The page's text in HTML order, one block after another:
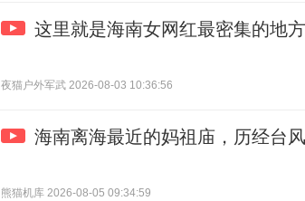
这里就是海南女网红最密集的地方
夜猫户外军武 2026-08-03 10:36:56
海南离海最近的妈祖庙，历经台
熊猫机库 2026-08-05 09:34:59